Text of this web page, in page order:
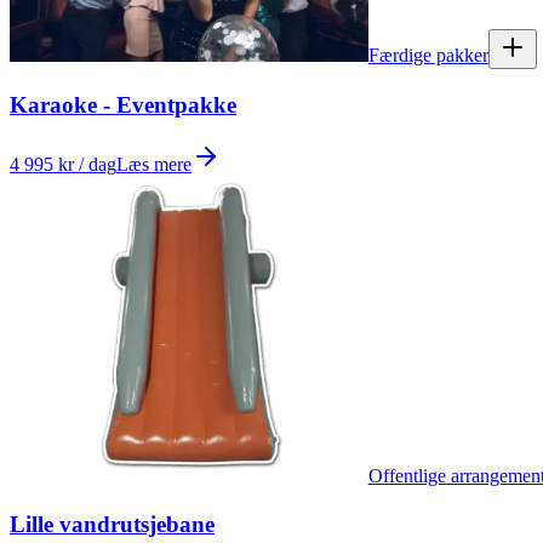
Færdige pakker
Karaoke - Eventpakke
4 995 kr / dagLæs mere
Offentlige
Lille vandrutsjebane